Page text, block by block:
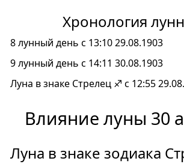
Хронология
8 лунный день с 13:10 29.08.1903
9 лунный день с 14:11 30.08.1903
Луна в знаке Стрелец ♐ с 12:55
Влияние луны 30
Луна в знаке зодиака